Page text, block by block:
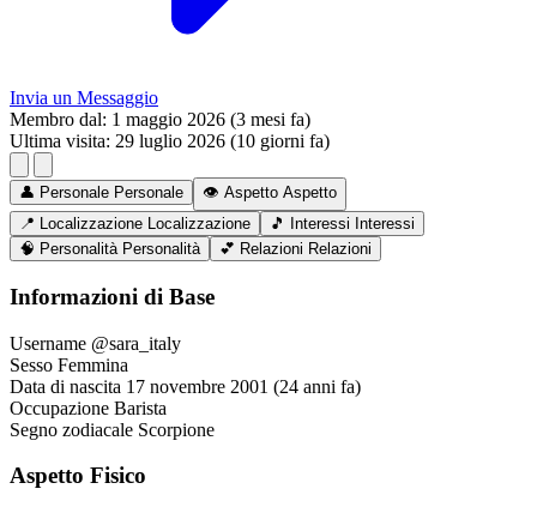
Invia un Messaggio
Membro dal: 1 maggio 2026 (3 mesi fa)
Ultima visita: 29 luglio 2026 (10 giorni fa)
👤 Personale Personale 👁️ Aspetto Aspetto
📍 Localizzazione Localizzazione 🎵 Interessi Interessi
🧠 Personalità Personalità 💕 Relazioni Relazioni
Informazioni di Base
Username @sara_italy
Sesso Femmina
Data di nascita 17 novembre 2001 (24 anni fa)
Occupazione Barista
Segno zodiacale Scorpione
Aspetto Fisico